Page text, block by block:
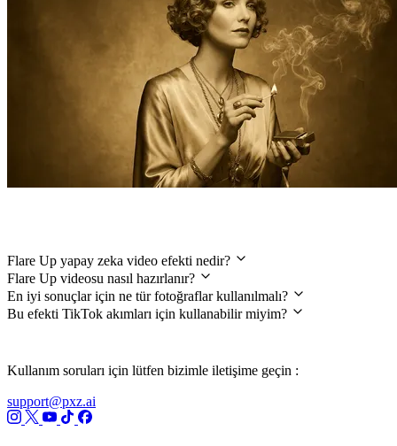
Flare Up yapay zeka video efekti nedir?
Flare Up videosu nasıl hazırlanır?
En iyi sonuçlar için ne tür fotoğraflar kullanılmalı?
Bu efekti TikTok akımları için kullanabilir miyim?
Kullanım soruları için lütfen bizimle iletişime geçin :
support@pxz.ai